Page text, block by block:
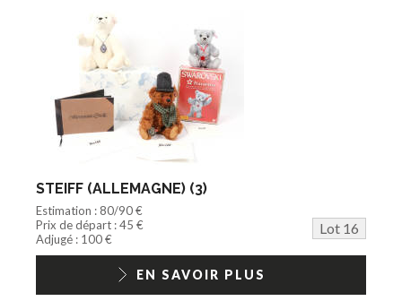
STEIFF (ALLEMAGNE) (3)
Estimation : 80/90 €
Prix de départ : 45 €
Lot 16
Adjugé : 100 €
EN SAVOIR PLUS